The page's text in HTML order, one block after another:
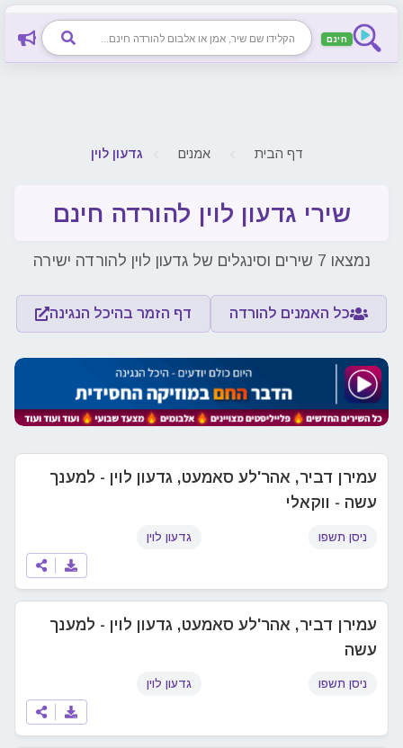
חינם
דף הבית אמנים גדעון לוין
שירי גדעון לוין להורדה חינם
נמצאו 7 שירים וסינגלים של גדעון לוין להורדה ישירה
כל האמנים להורדה דף הזמר בהיכל הנגינה
עמירן דביר, אהר'לע סאמעט, גדעון לוין - למענך
עשה - ווקאלי
ניסן תשפו גדעון לוין
עמירן דביר, אהר'לע סאמעט, גדעון לוין - למענך
עשה
ניסן תשפו גדעון לוין